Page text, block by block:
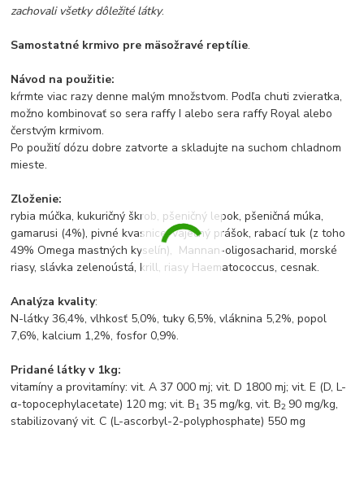
zachovali všetky dôležité látky.
Samostatné krmivo pre mäsožravé reptílie.
Návod na použitie:
kŕrmte viac razy denne malým množstvom. Podľa chuti zvieratka,
možno kombinovať so sera raffy I alebo sera raffy Royal alebo
čerstvým krmivom.
Po použití dózu dobre zatvorte a skladujte na suchom chladnom
mieste.
Zloženie:
rybia múčka, kukuričný škrob, pšeničný lepok, pšeničná múka,
gamarusi (4%), pivné kvasnice, vaječný prášok, rabací tuk (z toho
49% Omega mastných kyselín), Mannan-oligosacharid, morské
riasy, slávka zelenoústá, krill, riasy Haematococcus, cesnak.
Analýza kvality:
N-látky 36,4%, vlhkosť 5,0%, tuky 6,5%, vláknina 5,2%, popol
7,6%, kalcium 1,2%, fosfor 0,9%.
Pridané látky v 1kg:
vitamíny a provitamíny: vit. A 37 000 mj; vit. D 1800 mj; vit. E (D, L-
α-topocephylacetate) 120 mg; vit. B1 35 mg/kg, vit. B2 90 mg/kg,
stabilizovaný vit. C (L-ascorbyl-2-polyphosphate) 550 mg